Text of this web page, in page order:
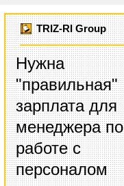
TRIZ-RI Group
Нужна
"правильная"
зарплата для
менеджера по
работе с
персоналом